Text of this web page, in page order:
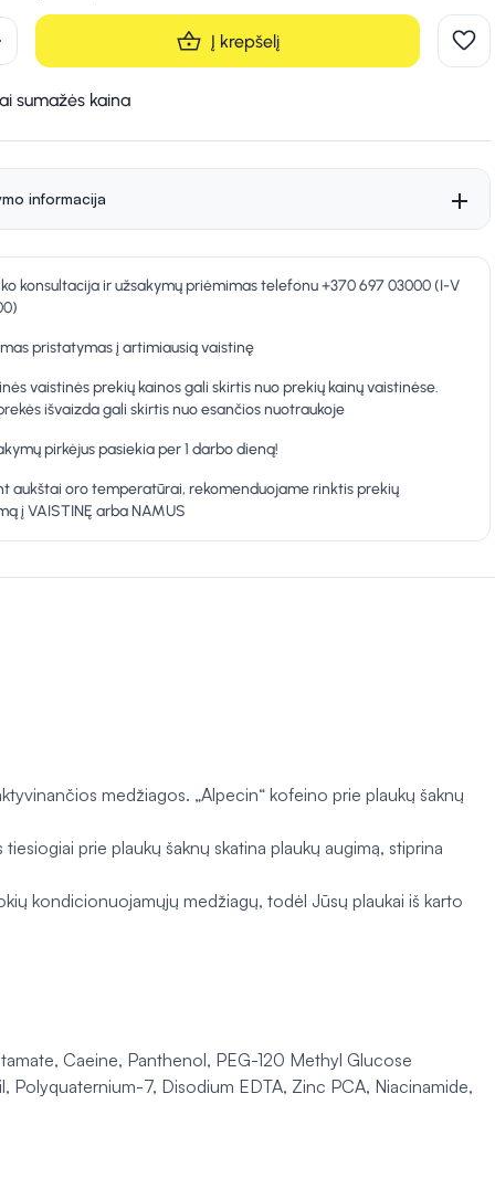
Į krepšelį
sumažės kaina
informacija
konsultacija ir užsakymų priėmimas telefonu +370 697 03000 (I-V
pristatymas į artimiausią vaistinę
vaistinės prekių kainos gali skirtis nuo prekių kainų vaistinėse.
išvaizda gali skirtis nuo esančios nuotraukoje
pirkėjus pasiekia per 1 darbo dieną!
aukštai oro temperatūrai, rekomenduojame rinktis prekių
į VAISTINĘ arba NAMUS
medžiagos. „Alpecin“ kofeino prie plaukų šaknų
prie plaukų šaknų skatina plaukų augimą, stiprina
kondicionuojamųjų medžiagų, todėl Jūsų plaukai iš karto
Ca­eine, Panthenol, PEG-120 Methyl Glucose
7, Disodium EDTA, Zinc PCA, Niacinamide,